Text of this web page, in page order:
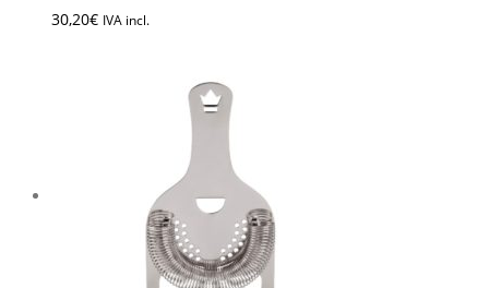
30,20€ IVA incl.